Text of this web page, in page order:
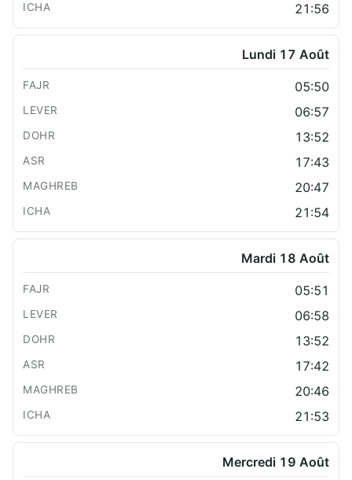
21:56
Lundi 17 Août
05:50
06:57
13:52
17:43
20:47
21:54
Mardi 18 Août
05:51
06:58
13:52
17:42
20:46
21:53
Mercredi 19 Août